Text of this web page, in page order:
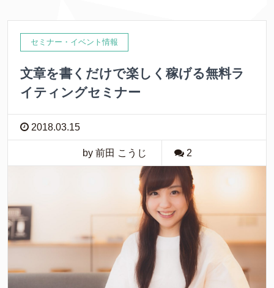
セミナー・イベント情報
文章を書くだけで楽しく稼げる無料ラ
イティングセミナー
2018.03.15
by 前田 こうじ 2